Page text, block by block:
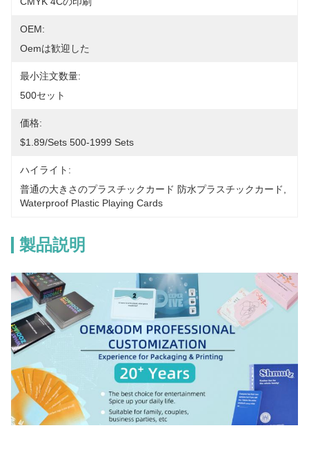
OEM:
Oemは歓迎した
最小注文数量:
500セット
価格:
$1.89/sets 500-1999 Sets
ハイライト:
普通の大きさのプラスチックカード 防水プラスチックカード
Waterproof Plastic Playing Cards
製品説明